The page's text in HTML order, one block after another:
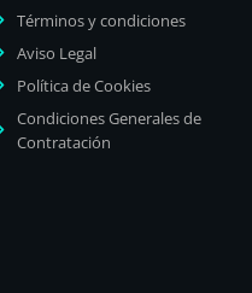
Términos y condiciones
Aviso Legal
Política de Cookies
Condiciones Generales de
Contratación